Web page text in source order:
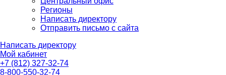
Регионы
Написать директору
Отправить письмо с сайта
Написать директору
Мой кабинет
+7 (812) 327-32-74
8-800-550-32-74